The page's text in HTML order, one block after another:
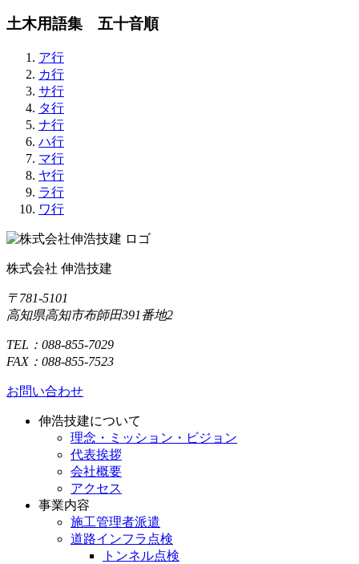
土木用語集 五十音順
ア行
カ行
サ行
タ行
ナ行
ハ行
マ行
ヤ行
ラ行
ワ行
株式会社 伸浩技建
〒781-5101
高知県高知市布師田391番地2
TEL：088-855-7029
FAX：088-855-7523
お問い合わせ
伸浩技建について
理念・ミッション・ビジョン
代表挨拶
会社概要
アクセス
事業内容
施工管理者派遣
道路インフラ点検
トンネル点検